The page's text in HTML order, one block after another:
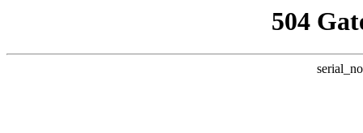
504